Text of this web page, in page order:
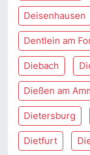
Deisenhausen
Dentlein am
Diebach
Dießen am
Dietersburg
Dietfurt